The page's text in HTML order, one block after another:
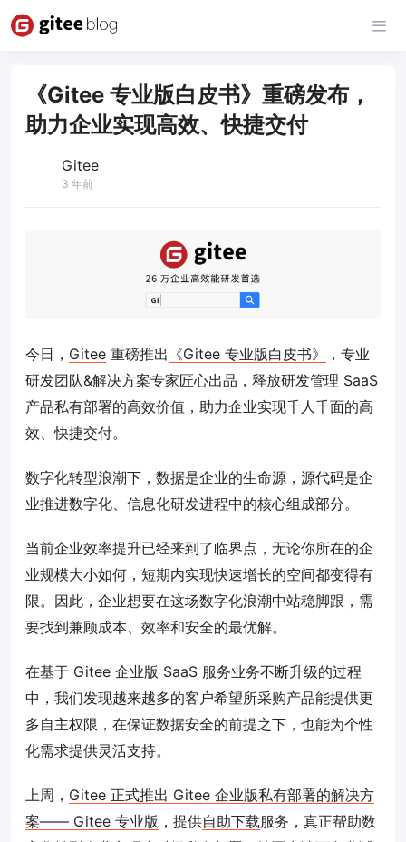
《Gitee 专业版白皮书》重磅发布，
助力企业实现高效、快捷交付
Gitee
3 年前
今日， Gitee 重磅推出 《Gitee 专业版白皮书》
，专业
研发团队&解决方案专家匠心出品，释放研发管理 SaaS
产品私有部署的高效价值，助力企业实现千人千面的高
效、快捷交付。
数字化转型浪潮下，数据是企业的生命源，源代码是企
业推进数字化、信息化研发进程中的核心组成部分。
当前企业效率提升已经来到了临界点，无论你所在的企
业规模大小如何，短期内实现快速增长的空间都变得有
限。因此，企业想要在这场数字化浪潮中站稳脚跟，需
要找到兼顾成本、效率和安全的最优解。
在基于 Gitee 企业版 SaaS 服务业务不断升级的过程
中，我们发现越来越多的客户希望所采购产品能提供更
多自主权限，在保证数据安全的前提之下，也能为个性
化需求提供灵活支持。
上周， Gitee 正式推出 Gitee 企业版私有部署的解决方
案—— Gitee 专业版 ，提供自助下载服务，真正帮助数